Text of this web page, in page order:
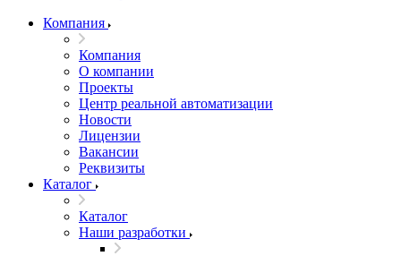
Компания
Компания
О компании
Проекты
Центр реальной автоматизации
Новости
Лицензии
Вакансии
Реквизиты
Каталог
Каталог
Наши разработки